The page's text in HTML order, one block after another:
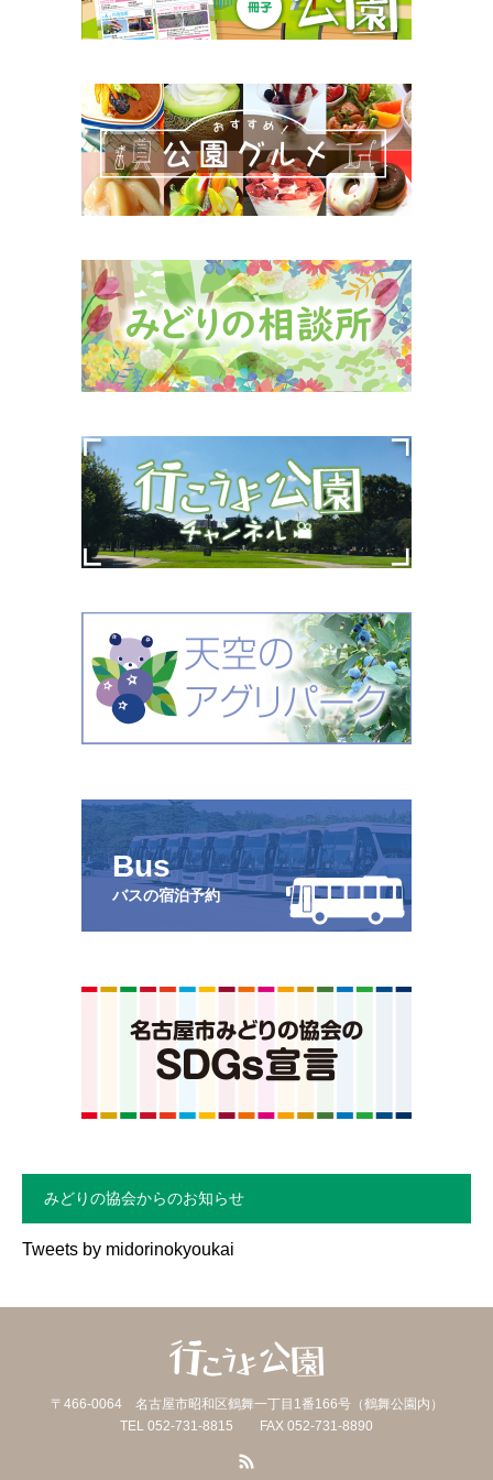
Bus
バスの宿泊予約
みどりの協会からのお知らせ
Tweets by midorinokyoukai
〒466-0064 名古屋市昭和区鶴舞一丁目1番166号（鶴舞公園内）
TEL 052-731-8815 FAX 052-731-8890